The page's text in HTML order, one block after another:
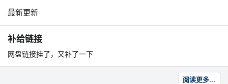
最新更新
补给链接
网盘链接挂了，又补了一下
阅读更多...